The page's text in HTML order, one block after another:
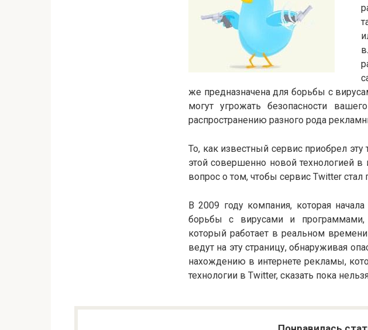
же предназначена для борьбы с
могут угрожать безопасности
распространению разного рода
То, как известный сервис приобрел эту
этой совершенно новой технологией
вопрос о том, чтобы сервис Twitter стал
В 2009 году компания, которая
борьбы с вирусами и программами,
который работает в реальном
ведут на эту страницу, обнаруживая
нахождению в интернете рекламы,
технологии в Twitter, сказать пока